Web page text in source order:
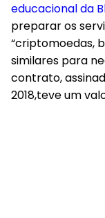
educacional da
preparar os
“criptomoedas,
similares para
contrato,
2018,teve um